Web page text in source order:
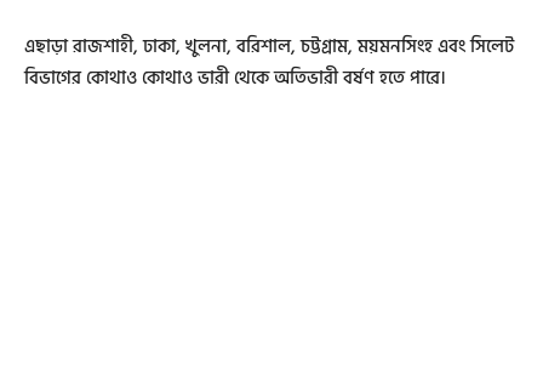
এছাড়া রাজশাহী, ঢাকা, খুলনা, বরিশাল, চট্টগ্রাম, ময়মনসিংহ এবং সিলেট
বিভাগের কোথাও কোথাও ভারী থেকে অতিভারী বর্ষণ হতে পারে।